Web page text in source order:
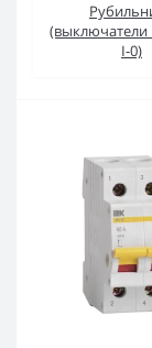
(выключатели
I-0)